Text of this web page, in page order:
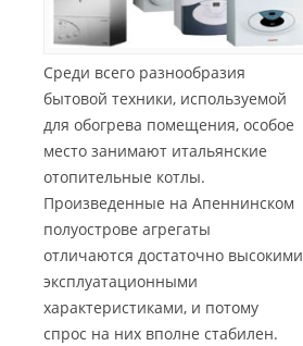
Среди всего разнообразия
бытовой техники, используемой
для обогрева помещения, особое
место занимают итальянские
отопительные котлы.
Произведенные на Апеннинском
полуострове агрегаты
отличаются достаточно высокими
эксплуатационными
характеристиками, и потому
спрос на них вполне стабилен.